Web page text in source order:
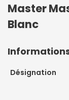
Master
Blanc
Désignation